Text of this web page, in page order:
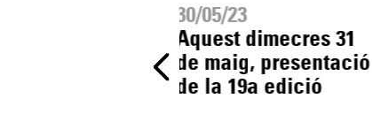
30/05/23
Aquest dimecres 31
de maig, presentació
de la 19a edició